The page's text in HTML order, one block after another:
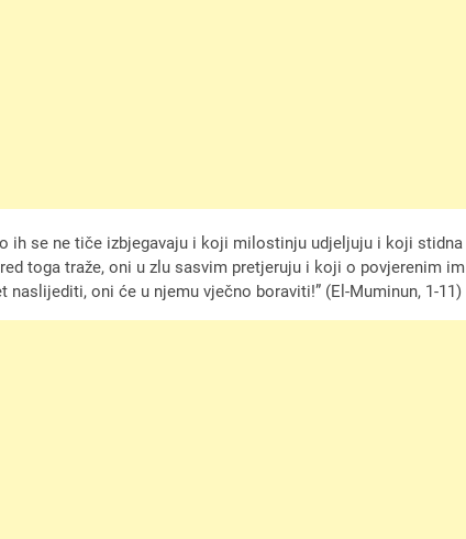
se ne tiče izbjegavaju i koji milostinju udjeljuju i koji
toga traže, oni u zlu sasvim pretjeruju i koji o povjerenim
oni će u njemu vječno boraviti!” (El-Muminun, 1-11)